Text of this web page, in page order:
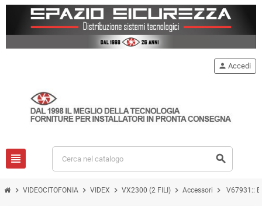
view_headline search
person Accedi
chevron_right VIDEOCITOFONIA chevron_right VIDEX chevron_right VX2300 (2 FILI) chevron_right Accessori chevron_right V67931::